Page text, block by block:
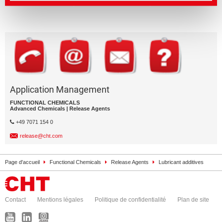
Application Management
FUNCTIONAL CHEMICALS
Advanced Chemicals | Release Agents
+49 7071 154 0
release@cht.com
Page d'accueil Functional Chemicals Release Agents Lubricant additives
Contact Mentions légales Politique de confidentialité Plan de site